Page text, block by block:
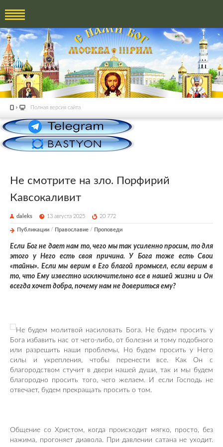
Полная версия сайта
Не смотрите на зло. Порфирий
Кавсокаливит
daleks 13 августа 2025 20 772
Публикации / Православие / Проповеди
Если Бог не дает нам то, чего мы так усиленно просим, то для
этого у Него есть своя причина. У Бога тоже есть Свои
«тайны». Если мы верим в Его благой промысел, если верим в
то, что Ему известно исключительно все в нашей жизни и Он
всегда хочет добра, почему нам не довериться ему?
Не будем молитвой насиловать Бога. Не будем просить у
Бога избавить нас от чего-либо, от болезни и тому подобного
или разрешить наши проблемы, Но будем просить у Него
силы и укрепления, чтобы перенести все. Как Он с
благородством стучит в двери нашей души, так и мы будем
благородно просить того, чего желаем. И если Господь не
отвечает, будем прекращать просить о том.
Общение со Христом, когда происходит мягко, просто, без
нажима, прогоняет диавола. При давлении сатана не уходит.